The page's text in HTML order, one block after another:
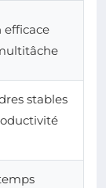
efficace
stables